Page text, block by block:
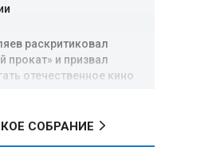
раскритиковал
прокат» и призвал
отечественное кино
перестановки
СОБРАНИЕ